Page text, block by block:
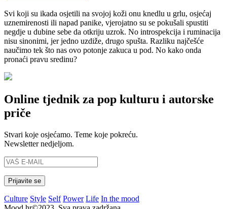
Svi koji su ikada osjetili na svojoj koži onu knedlu u grlu, osjećaj
uznemirenosti ili napad panike, vjerojatno su se pokušali spustiti
negdje u dubine sebe da otkriju uzrok. No introspekcija i ruminacija
nisu sinonimi, jer jedno uzdiže, drugo spušta. Razliku najčešće
naučimo tek što nas ovo potonje zakuca u pod. No kako onda
pronaći pravu sredinu?
Online tjednik za pop kulturu i autorske
priče
Stvari koje osjećamo. Teme koje pokreću.
Newsletter nedjeljom.
Culture Style Self Power Life In the mood